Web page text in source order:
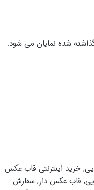
شده نمایان می شود.